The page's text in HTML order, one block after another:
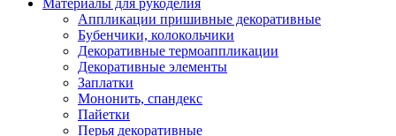
Материалы для рукоделия
Аппликации пришивные декоративные
Бубенчики, колокольчики
Декоративные термоаппликации
Декоративные элементы
Заплатки
Мононить, спандекс
Пайетки
Перья декоративные